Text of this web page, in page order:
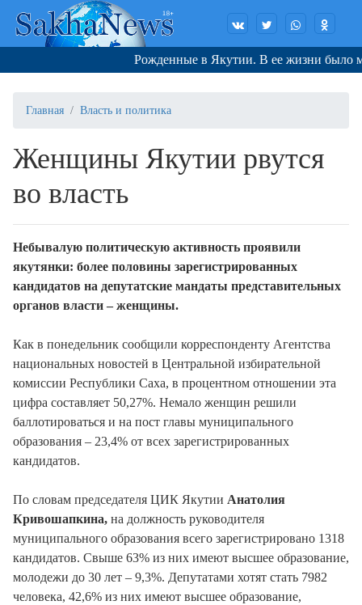
Рожденные в Якутии. В ее жизни было
Главная Власть и политика
Женщины Якутии рвутся
во власть
Небывалую политическую активность проявили
якутянки: более половины зарегистрированных
кандидатов на депутатские мандаты представительных
органов власти – женщины.
Как в понедельник сообщили корреспонденту Агентства
национальных новостей в Центральной избирательной
комиссии Республики Саха, в процентном отношении эта
цифра составляет 50,27%. Немало женщин решили
баллотироваться и на пост главы муниципального
образования – 23,4% от всех зарегистрированных
кандидатов.
По словам председателя ЦИК Якутии Анатолия
Кривошапкина, на должность руководителя
муниципального образования всего зарегистрировано 1318
кандидатов. Свыше 63% из них имеют высшее образование,
молодежи до 30 лет – 9,3%. Депутатами хотят стать 7982
человека, 42,6% из них имеют высшее образование,